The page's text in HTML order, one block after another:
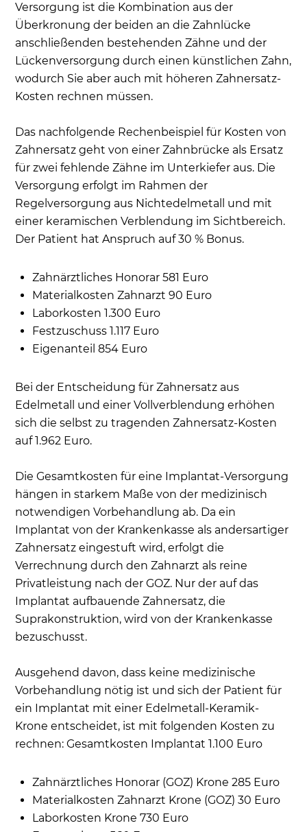
Versorgung ist die Kombination aus der
Überkronung der beiden an die Zahnlücke
anschließenden bestehenden Zähne und der
Lückenversorgung durch einen künstlichen Zahn,
wodurch Sie aber auch mit höheren Zahnersatz-
Kosten rechnen müssen.
Das nachfolgende Rechenbeispiel für Kosten von
Zahnersatz geht von einer Zahnbrücke als Ersatz
für zwei fehlende Zähne im Unterkiefer aus. Die
Versorgung erfolgt im Rahmen der
Regelversorgung aus Nichtedelmetall und mit
einer keramischen Verblendung im Sichtbereich.
Der Patient hat Anspruch auf 30 % Bonus.
Zahnärztliches Honorar 581 Euro
Materialkosten Zahnarzt 90 Euro
Laborkosten 1.300 Euro
Festzuschuss 1.117 Euro
Eigenanteil 854 Euro
Bei der Entscheidung für Zahnersatz aus
Edelmetall und einer Vollverblendung erhöhen
sich die selbst zu tragenden Zahnersatz-Kosten
auf 1.962 Euro.
Die Gesamtkosten für eine Implantat-Versorgung
hängen in starkem Maße von der medizinisch
notwendigen Vorbehandlung ab. Da ein
Implantat von der Krankenkasse als andersartiger
Zahnersatz eingestuft wird, erfolgt die
Verrechnung durch den Zahnarzt als reine
Privatleistung nach der GOZ. Nur der auf das
Implantat aufbauende Zahnersatz, die
Suprakonstruktion, wird von der Krankenkasse
bezuschusst.
Ausgehend davon, dass keine medizinische
Vorbehandlung nötig ist und sich der Patient für
ein Implantat mit einer Edelmetall-Keramik-
Krone entscheidet, ist mit folgenden Kosten zu
rechnen: Gesamtkosten Implantat 1.100 Euro
Zahnärztliches Honorar (GOZ) Krone 285 Euro
Materialkosten Zahnarzt Krone (GOZ) 30 Euro
Laborkosten Krone 730 Euro